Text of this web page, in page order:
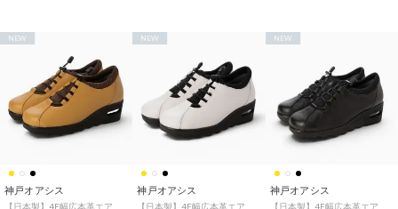
神戸オアシス
NEW
神戸オアシス
NEW
神戸オアシス
NEW